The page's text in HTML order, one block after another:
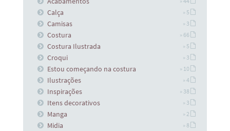
Calça » 5
Camisas » 3
Costura » 66
Costura Ilustrada » 5
Croqui » 3
Estou começando na costura » 10
Ilustrações » 4
Inspirações » 38
Itens decorativos » 3
Manga » 2
Midia » 8